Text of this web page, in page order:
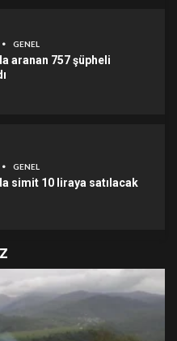
GENEL
aranan 757 şüpheli
GENEL
simit 10 liraya satılacak